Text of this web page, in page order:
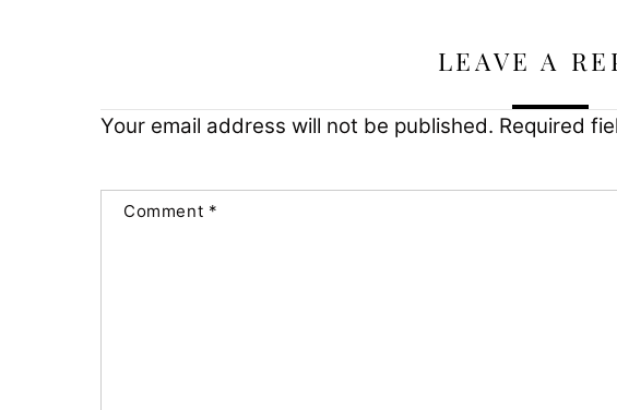
LEAVE A
Your email address will not be published. Required
Comment *